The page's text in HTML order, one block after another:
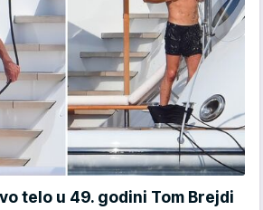
telo u 49. godini Tom Brejdi